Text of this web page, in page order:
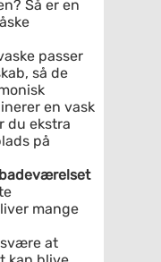
Så er en
passer
så de
en vask
du ekstra
på
mange
at